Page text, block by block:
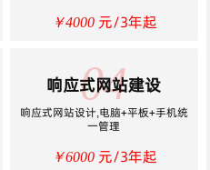
￥4000元/3年起
04
响应式网站建设
响应式网站设计,电脑+平板+手机统
一管理
￥6000元/3年起